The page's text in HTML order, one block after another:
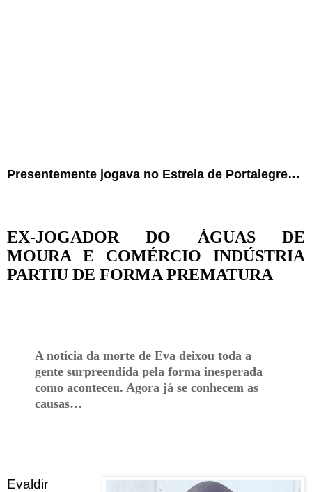
Presentemente jogava no Estrela de Portalegre…
EX-JOGADOR DO ÁGUAS DE
MOURA E COMÉRCIO INDÚSTRIA
PARTIU DE FORMA PREMATURA
A notícia da morte de Eva deixou toda a
gente surpreendida pela forma inesperada
como aconteceu. Agora já se conhecem as
causas…
Evaldir